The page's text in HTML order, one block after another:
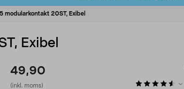
modularkontakt 20ST, Exibel
Exibel
49,90
(inkl. moms)